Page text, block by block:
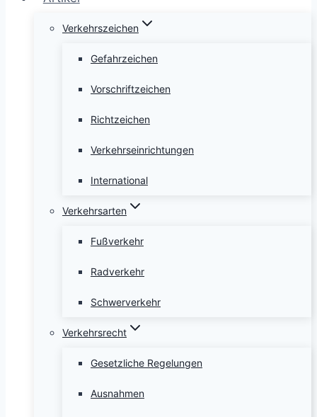
Verkehrszeichen
Gefahrzeichen
Vorschriftzeichen
Richtzeichen
Verkehrseinrichtungen
International
Verkehrsarten
Fußverkehr
Radverkehr
Schwerverkehr
Verkehrsrecht
Gesetzliche Regelungen
Ausnahmen